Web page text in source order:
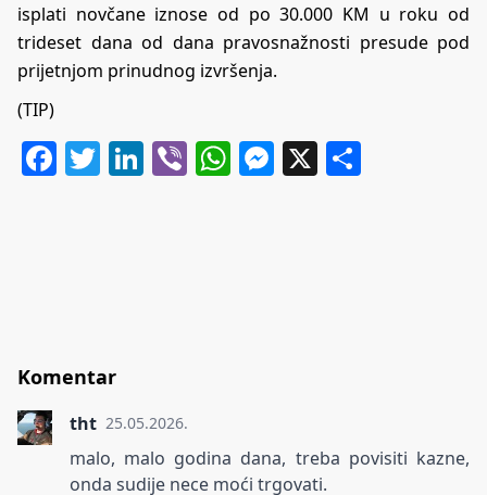
isplati novčane iznose od po 30.000 KM u roku od
trideset dana od dana pravosnažnosti presude pod
prijetnjom prinudnog izvršenja.
(TIP)
Facebook
Twitter
LinkedIn
ViberWhatsApp
Messenger
X
Komentar
tht 25.05.2026.
malo, malo godina dana, treba povisiti kazne,
onda sudije nece moći trgovati.